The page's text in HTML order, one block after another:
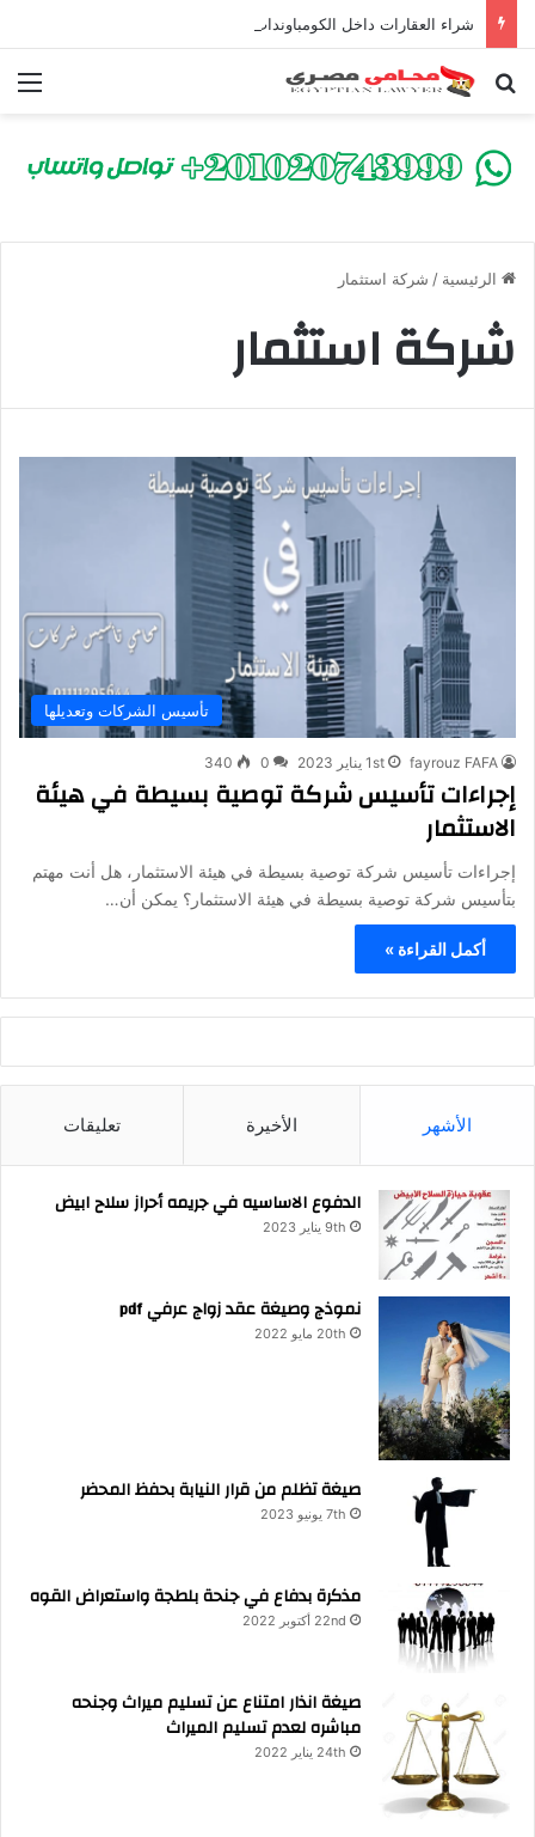
بحث عن
الرئيسية / شركة استثمار
شركة استثمار
تأسيس الشركات وتعديلها
fayrouz FAFA 1st يناير 2023 0
340
إجراءات تأسيس شركة توصية بسيطة في هيئة
الاستثمار
إجراءات تأسيس شركة توصية بسيطة في هيئة الاستثمار، هل أنت مهتم
بتأسيس شركة توصية بسيطة في هيئة الاستثمار؟ يمكن أن…
أكمل القراءة »
الأشهر الأخيرة تعليقات
الدفوع الاساسيه في جريمه أحراز سلاح ابيض
9th يناير 2023
نموذج وصيغة عقد زواج عرفي pdf
20th مايو 2022
صيغة تظلم من قرار النيابة بحفظ المحضر
7th يونيو 2023
مذكرة بدفاع في جنحة بلطجة واستعراض القوه
22nd أكتوبر 2022
صيغة انذار امتناع عن تسليم ميراث وجنحه
مباشره لعدم تسليم الميراث
24th يناير 2022